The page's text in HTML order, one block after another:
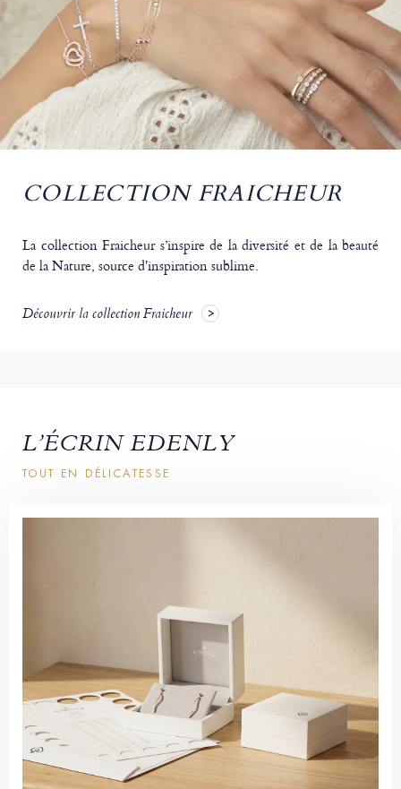
COLLECTION FRAICHEUR
La collection Fraicheur s’inspire de la diversité et de la beauté
de la Nature, source d'inspiration sublime.
Découvrir la collection Fraicheur
L’ÉCRIN EDENLY
TOUT EN DÉLICATESSE